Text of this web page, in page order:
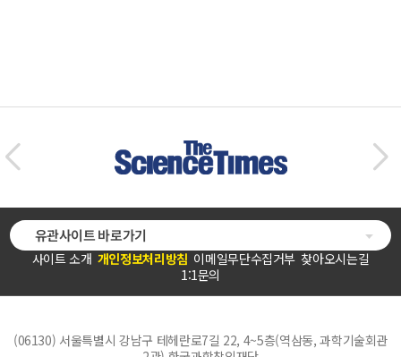
사이트 소개 개인정보처리방침 이메일무단수집거부 찾아오시는길
1:1문의
유관사이트 바로가기
(06130) 서울특별시 강남구 테헤란로7길 22, 4~5층(역삼동, 과학기술회관